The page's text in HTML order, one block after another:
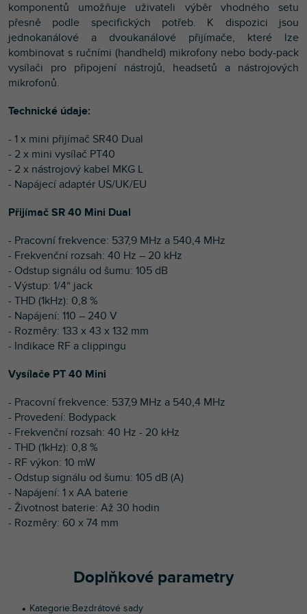
komponentů umožňuje uživateli výběr vhodného setu
přesně podle specifických potřeb. K dispozici jsou
jednokanálové a dvoukanálové přijímače, které lze
kombinovat s ručními (handheld) mikrofony nebo body-pack
vysílači pro připojení nástrojů, headsetů a nástrojových
mikrofonů.
Technické údaje:
- 1 x mini přijímač SR40 Dual
- 2 x mini vysílač PT40
- 2 x nástrojový kabel MKG L
- Napájecí adaptér US/UK/EU
Přijímač SR 40 Mini Dual
- Pracovní frekvence: 537,9 MHz a 540,4 MHz
- Frekvenční rozsah: 40 Hz – 20 kHz
- Odstup signálu od šumu: 105 dB
- Výstup: 1/4“ jack
- THD (1kHz): 0,8 %
- Napájení: 110 – 240 V
- Rozměry: 133 x 43 x 132 mm
- Indikace RF a clippingu
Vysílače PT 40 Mini
- Pracovní frekvence: 537,9 MHz a 540,4 MHz
- Provedení: Bodypack
- Frekvenční rozsah: 40 Hz - 20 kHz
- THD (1kHz): 0,8 %
- RF výkon: 10 mW
- Odstup signálu od šumu: 105 dB (A)
- Napájení: 1 x AA baterie
- Životnost baterie: Až 30 hodin
- Rozměry: 60 x 74 mm
Doplňkové parametry
Kategorie:Bezdrátové sady